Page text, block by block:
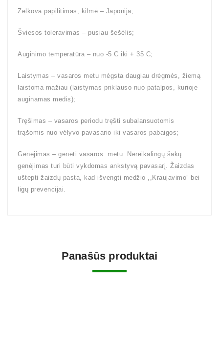
Zelkova papilitimas, kilmė – Japonija;
Šviesos toleravimas – pusiau šešėlis;
Auginimo temperatūra – nuo -5 C iki + 35 C;
Laistymas – vasaros metu mėgsta daugiau drėgmės, žiemą
laistoma mažiau (laistymas priklauso nuo patalpos, kurioje
auginamas medis);
Tręšimas – vasaros periodu tręšti subalansuotomis
trąšomis nuo vėlyvo pavasario iki vasaros pabaigos;
Genėjimas – genėti vasaros metu. Nereikalingų šakų
genėjimas turi būti vykdomas ankstyvą pavasarį. Žaizdas
uštepti žaizdų pasta, kad išvengti medžio ,,Kraujavimo” bei
ligų prevencijai.
Panašūs produktai